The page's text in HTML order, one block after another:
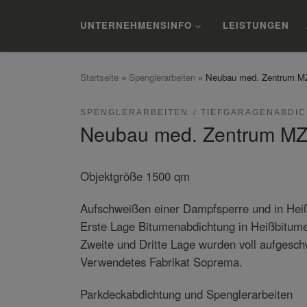
Zum Inhalt springenUNTERNEHMENSINFO LEISTUNGEN
Startseite » Spenglerarbeiten » Neubau med. Zentrum
SPENGLERARBEITEN
Neubau med. Zentrum
Objektgröße 1500 qm
Aufschweißen einer Dampfsperre und in
Erste Lage Bitumenabdichtung in
Zweite und Dritte Lage wurden voll
Verwendetes Fabrikat Soprema.
Parkdeckabdichtung und Spenglerarbeiten